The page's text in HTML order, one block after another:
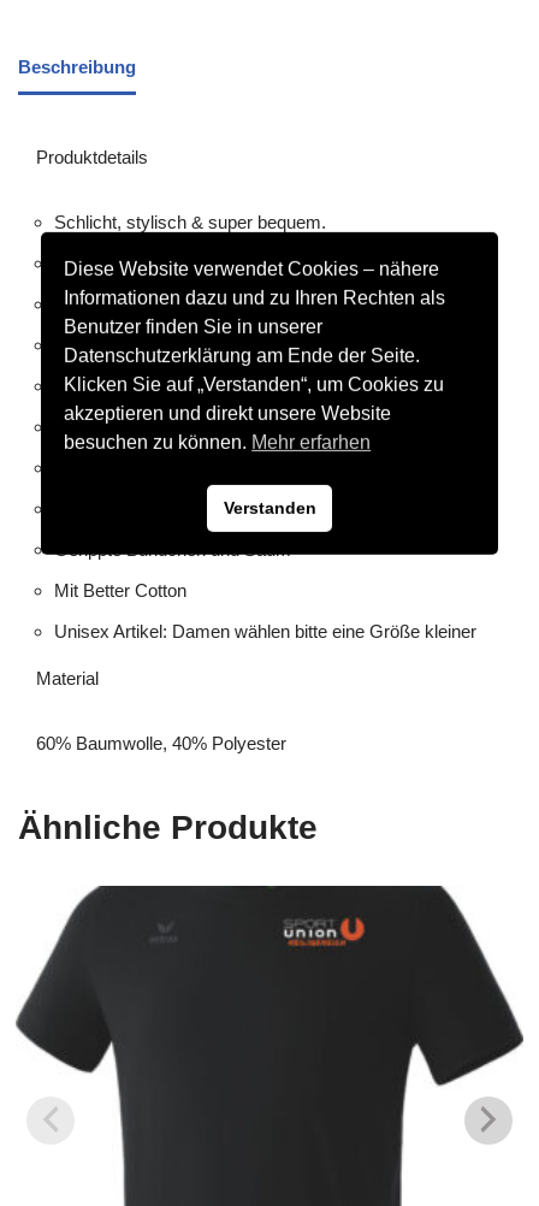
Beschreibung
Produktdetails
Schlicht, stylisch & super bequem.
Baumwollmix mit Soft Touch
Innen flauschig angeraut
Lockerer Unisex Schnitt für Damen und Herren
Gefütterte Kapuze
Gesticktes Ton-in-Ton Logo auf der Schulterpartie
Gerippte Bündchen und Saum
Mit Better Cotton
Unisex Artikel: Damen wählen bitte eine Größe kleiner
Material
60% Baumwolle, 40% Polyester
Ähnliche Produkte
Diese Website verwendet Cookies – nähere
Informationen dazu und zu Ihren Rechten als
Benutzer finden Sie in unserer
Datenschutzerklärung am Ende der Seite.
Klicken Sie auf „Verstanden“, um Cookies zu
akzeptieren und direkt unsere Website
besuchen zu können. Mehr erfarhen
Verstanden